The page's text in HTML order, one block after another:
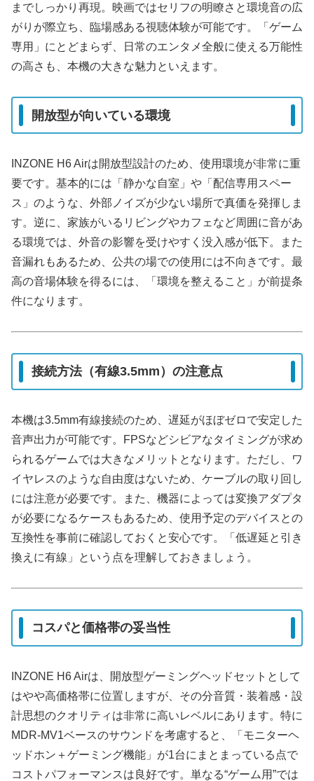
までしっかり再現。映画ではセリフの明瞭さと環境音の広
がりが際立ち、臨場感ある視聴体験が可能です。「ゲーム
専用」にとどまらず、日常のエンタメ全般に使える万能性
の高さも、本機の大きな魅力といえます。
開放型が向いている環境
INZONE H6 Airは開放型設計のため、使用環境が非常に重
要です。基本的には「静かな自室」や「配信専用スペー
ス」のような、外部ノイズが少ない場所で真価を発揮しま
す。逆に、家族がいるリビングやカフェなど周囲に音があ
る環境では、外音の影響を受けやすく没入感が低下。また
音漏れもあるため、公共の場での使用には不向きです。最
高の音場体験を得るには、「環境を整えること」が前提条
件になります。
接続方法（有線3.5mm）の注意点
本機は3.5mm有線接続のため、遅延がほぼゼロで安定した
音声出力が可能です。FPSなどシビアなタイミングが求め
られるゲームでは大きなメリットとなります。ただし、ワ
イヤレスのような自由度はないため、ケーブルの取り回し
には注意が必要です。また、機器によっては変換アダプタ
が必要になるケースもあるため、使用予定のデバイスとの
互換性を事前に確認しておくと安心です。「低遅延と引き
換えに有線」という点を理解しておきましょう。
コスパと価格帯の妥当性
INZONE H6 Airは、開放型ゲーミングヘッドセットとして
はやや高価格帯に位置しますが、その分音質・装着感・設
計思想のクオリティは非常に高いレベルにあります。特に
MDR-MV1ベースのサウンドを考慮すると、「モニターヘ
ッドホン＋ゲーミング機能」が1台にまとまっている点で
コストパフォーマンスは良好です。単なる“ゲーム用”では